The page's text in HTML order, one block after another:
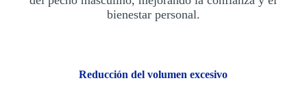
bienestar personal.
Reducción del volumen excesivo